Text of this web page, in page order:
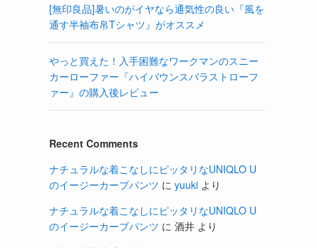
[無印良品]暑いのがイヤなら通気性の良い『風を
通す半袖布帛Tシャツ』がオススメ
やっと買えた！入手困難なワークマンのスニー
カーローファー『ハイバウンスバラストローフ
ァー』の購入後レビュー
Recent Comments
ナチュラルな着こなしにピッタリなUNIQLO U
のイージーカーブパンツ に yuuki より
ナチュラルな着こなしにピッタリなUNIQLO U
のイージーカーブパンツ に 酒井 より